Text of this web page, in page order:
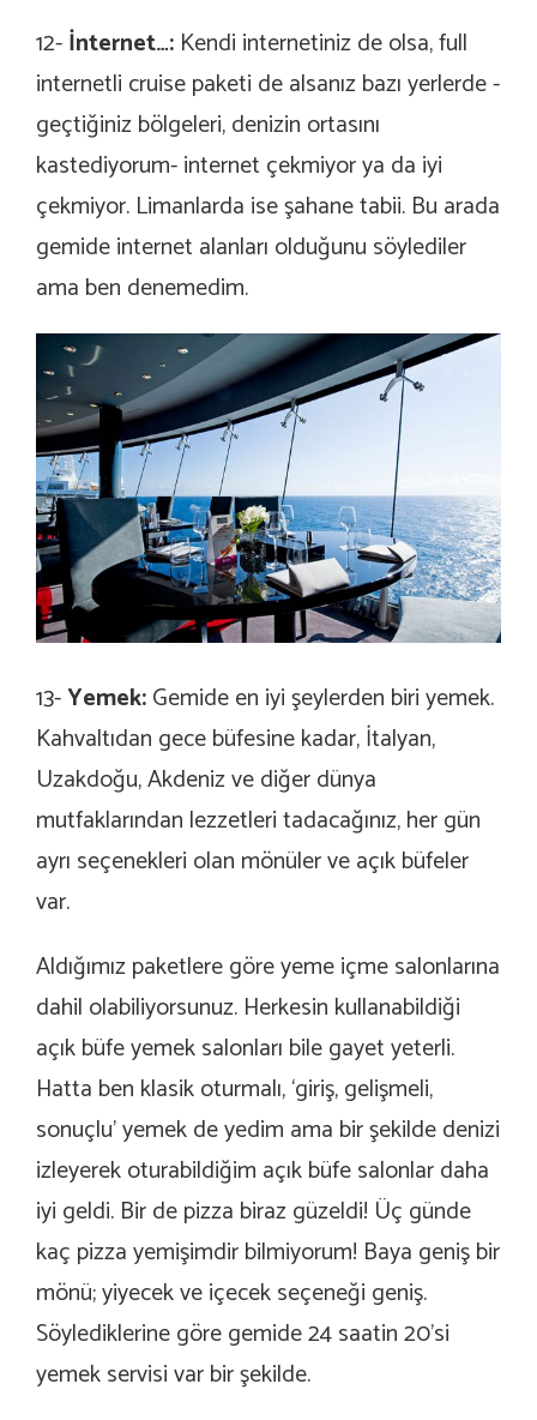
12-İnternet…: Kendi internetiniz de olsa, full
internetli cruise paketi de alsanız bazı yerlerde -
geçtiğiniz bölgeleri, denizin ortasını
kastediyorum- internet çekmiyor ya da iyi
çekmiyor. Limanlarda ise şahane tabii. Bu arada
gemide internet alanları olduğunu söylediler
ama ben denemedim.
13-Yemek:Gemide en iyi şeylerden biri yemek.
Kahvaltıdan gece büfesine kadar, İtalyan,
Uzakdoğu, Akdeniz ve diğer dünya
mutfaklarından lezzetleri tadacağınız, her gün
ayrı seçenekleri olan mönüler ve açık büfeler
var.
Aldığımız paketlere göre yeme içme salonlarına
dahil olabiliyorsunuz. Herkesin kullanabildiği
açık büfe yemek salonları bile gayet yeterli.
Hatta ben klasik oturmalı, ‘giriş, gelişmeli,
sonuçlu’ yemek de yedim ama bir şekilde denizi
izleyerek oturabildiğim açık büfe salonlar daha
iyi geldi. Bir de pizza biraz güzeldi! Üç günde
kaç pizza yemişimdir bilmiyorum! Baya geniş bir
mönü; yiyecek ve içecek seçeneği geniş.
Söylediklerine göre gemide 24 saatin 20’si
yemek servisi var bir şekilde.